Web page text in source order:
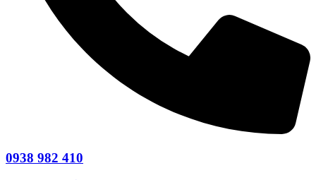
0938 982 410